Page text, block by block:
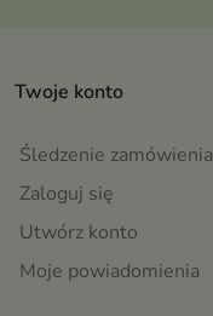
Twoje konto
Śledzenie zamówienia
Zaloguj się
Utwórz konto
Moje powiadomienia